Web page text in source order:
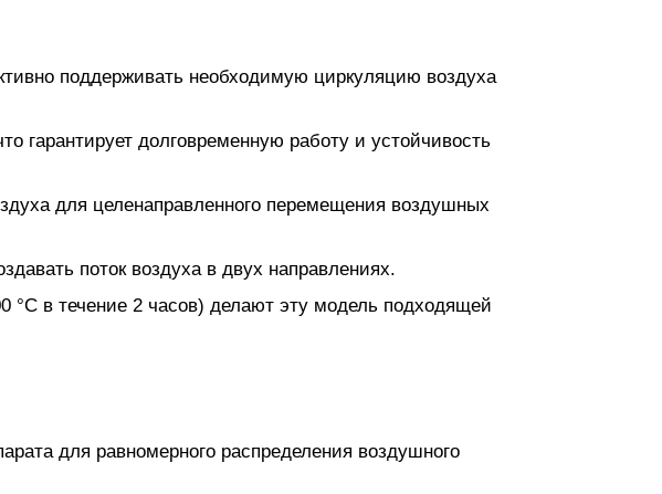
поддерживать необходимую циркуляцию воздуха
гарантирует долговременную работу и устойчивость
для целенаправленного перемещения воздушных
поток воздуха в двух направлениях.
°С в течение 2 часов) делают эту модель подходящей
для равномерного распределения воздушного